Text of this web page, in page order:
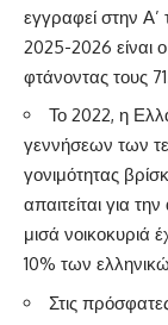
εγγραφεί στην Α’
2025-2026 είναι
φτάνοντας τους
Το 2022, η
γεννήσεων των
γονιμότητας
απαιτείται για
μισά νοικοκυριά
10% των
Στις